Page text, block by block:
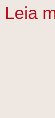
Leia